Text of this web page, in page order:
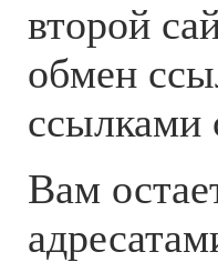
второй
обмен
ссылками
Вам